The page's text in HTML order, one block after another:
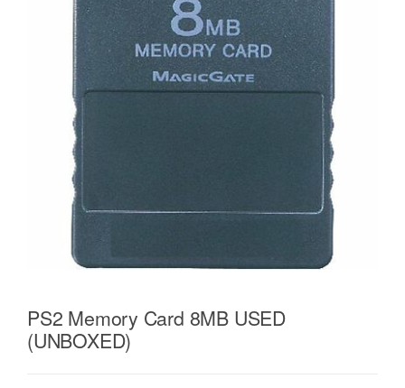
PS2 Memory Card 8MB USED
(UNBOXED)